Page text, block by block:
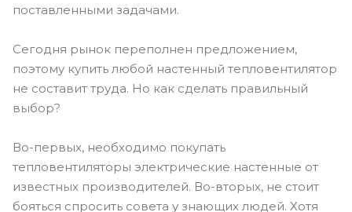
поставленными задачами.
Сегодня рынок переполнен предложением,
поэтому купить любой настенный тепловентилятор
не составит труда. Но как сделать правильный
выбор?
Во-первых, необходимо покупать
тепловентиляторы электрические настенные от
известных производителей. Во-вторых, не стоит
бояться спросить совета у знающих людей. Хотя